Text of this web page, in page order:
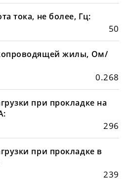
тока, не более, Гц:
50
жилы, Ом/
0.268
при прокладке на
296
при прокладке в
239